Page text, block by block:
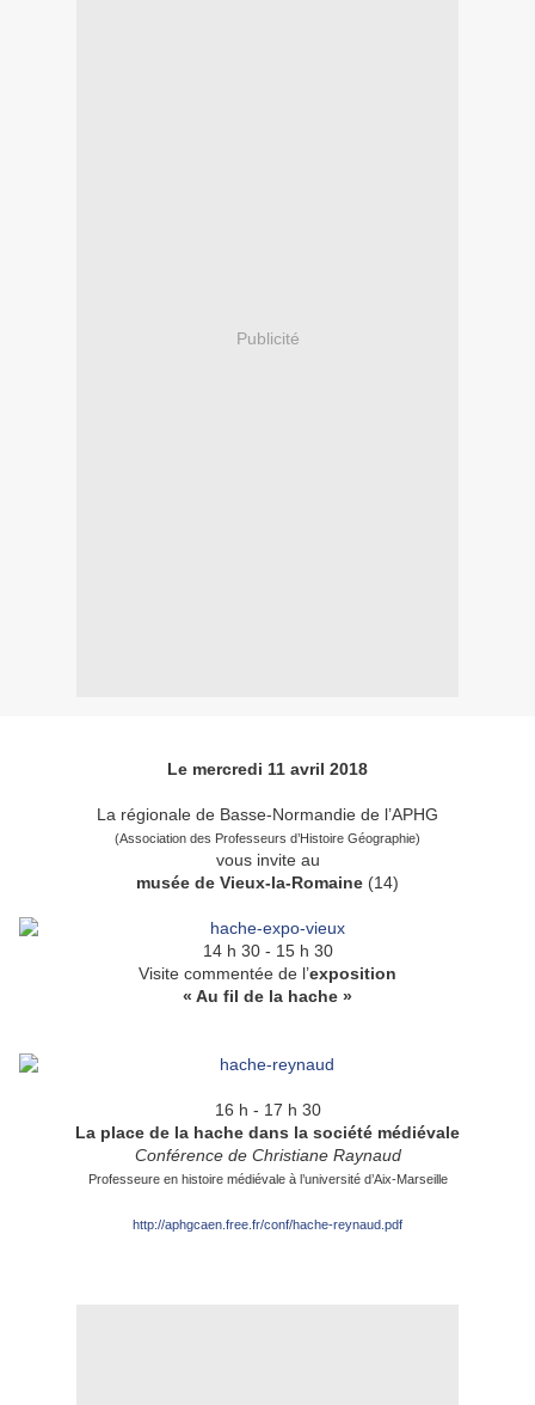
Publicité
Le mercredi 11 avril 2018
La régionale de Basse-Normandie de l’APHG
(Association des Professeurs d’Histoire Géographie)
vous invite au
musée de Vieux-la-Romaine (14)
14 h 30 - 15 h 30
Visite commentée de l’exposition
« Au fil de la hache »
16 h - 17 h 30
La place de la hache dans la société médiévale
Conférence de Christiane Raynaud
Professeure en histoire médiévale à l’université d’Aix-Marseille
http://aphgcaen.free.fr/conf/hache-reynaud.pdf